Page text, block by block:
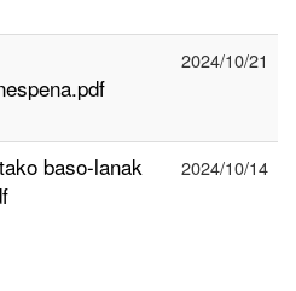
2024/10/21
baso-lanak
2024/10/14